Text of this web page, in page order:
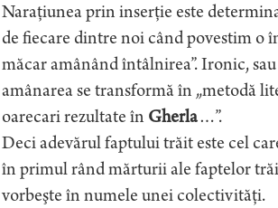
Naraţiunea prin inserţie este
de fiecare dintre noi când povestim o
măcar amânând întâlnirea”. Ironic,
amânarea se transformă în „metodă
oarecari rezultate în Gherla…”.
Deci adevărul faptului trăit este cel
în primul rând mărturii ale faptelor
vorbeşte în numele unei colectivităţi.